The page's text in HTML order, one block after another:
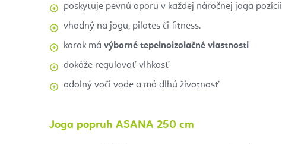
poskytuje pevnú oporu v každej náročnej joga pozícii
vhodný na jogu, pilates či fitness.
korok má výborné tepelnoizolačné vlastnosti
dokáže regulovať vlhkosť
odolný voči vode a má dlhú životnosť
Joga popruh ASANA 250 cm